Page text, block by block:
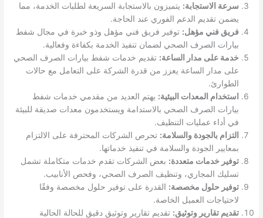
سرعة الاستجابة: يتميزون بالاستجابة السريعة لطلبات الخدمة، مما
يضمن تقديم الدعم الفوري عند الحاجة.
فريق فني مؤهل: توفير فريق فني مؤهل وذو خبرة في مجال شفط
بيارات الصرف الصحي لضمان تنفيذ الخدمة بكفاءة وفعالية.
خدمة على مدار الساعة: تقديم خدمات شفط بيارات الصرف الصحي
على مدار الساعة يعزز من قدرة الشركة على التعامل مع حالات
الطوارئ.
استخدام المعدات البيئية: يهتم العديد من مقدمي خدمات شفط
بيارات الصرف الصحي بالاستدامة ويستخدمون معدات صديقة للبيئة
في أداء عمليات التنظيف.
التزام بالجودة والسلامة: تحرص الشركات المحترفة على الالتزام
بمعايير الجودة والسلامة في تنفيذ خدماتها.
توفير خدمات متعددة: بعض الشركات تقدم خدمات متكاملة تشمل
تسليك المجاري، وتنظيف الصرف الصحي، وفحص الأنابيب.
توفير حلول مخصصة: القدرة على توفير حلول مخصصة وفقًا
لاحتياجات العميل الخاصة.
تقديم تقارير وتوثيق: تقديم تقارير وتوثيق دقيق للحالة الحالية